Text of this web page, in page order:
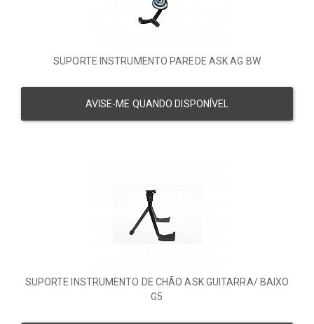
SUPORTE INSTRUMENTO PAREDE ASK AG BW
AVISE-ME QUANDO DISPONÍVEL
SUPORTE INSTRUMENTO DE CHÃO ASK GUITARRA/ BAIXO
G5